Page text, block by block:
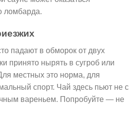
ломбарда.
падают в обморок от двух
принято нырять в сугроб или
местных это норма, для
спорт. Чай здесь пьют не с
вареньем. Попробуйте — не